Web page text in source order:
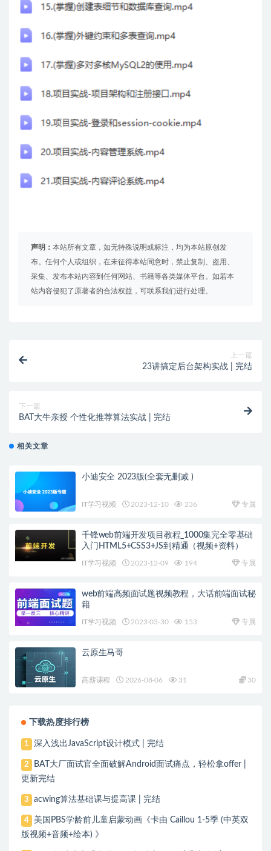
声明： 本站所有文章，如无特殊说明或标注，均为本站原创发
布。任何个人或组织，在未征得本站同意时，禁止复制、盗用、
采集、发布本站内容到任何网站、书籍等各类媒体平台。如若本
站内容侵犯了原著者的合法权益，可联系我们进行处理。
上一篇
23讲搞定后台架构实战 | 完结
下一篇
BAT大牛亲授 个性化推荐算法实战 | 完结
相关文章
小迪安全 2023版(全套无删减 )
IT学习视频 2023-12-10 236 专属
千锋web前端开发项目教程_1000集完全零基础
入门HTML5+CSS3+JS到精通（视频+资料）
IT学习视频 2023-12-09 194 专属
web前端高频面试题视频教程，大话前端面试秘
籍
IT学习视频 2023-03-30 153 专属
云原生马哥
高薪课程 2026-08-06 31 30
下载热度排行榜
1 深入浅出JavaScript设计模式 | 完结
2
BAT大厂面试官全面破解Android面试痛点，轻松拿offer |
更新完结
3 acwing算法基础课与提高课 | 完结
4
美国PBS学龄前儿童启蒙动画《卡由 Caillou 1-5季 (中英双
版视频+音频+绘本) 》